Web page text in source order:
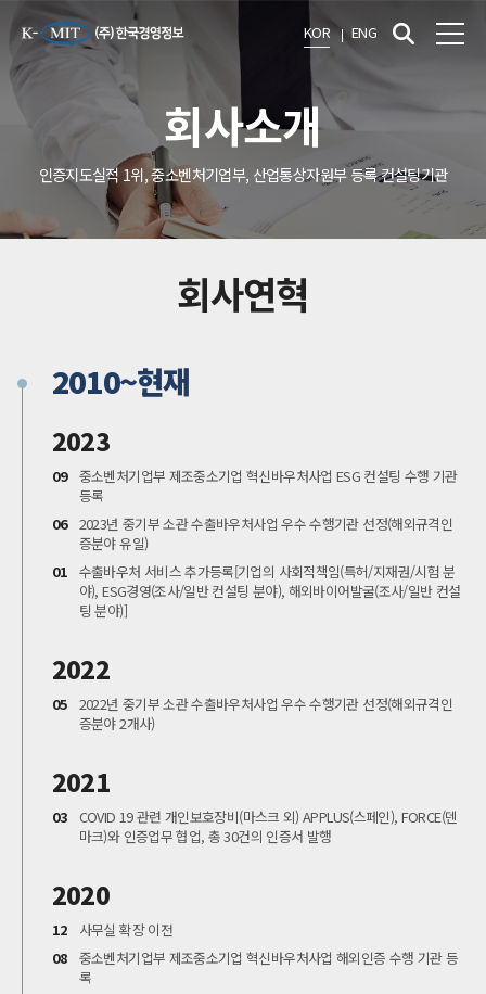
KOR ENG
회사소개
인증지도실적 1위, 중소벤처기업부, 산업통상자원부 등록 컨설팅기관
회사연혁
2010~현재
2023
09 중소벤처기업부 제조중소기업 혁신바우처사업 ESG 컨설팅 수행 기관
등록
06 2023년 중기부 소관 수출바우처사업 우수 수행기관 선정(해외규격인
증분야 유일)
01 수출바우처 서비스 추가등록[기업의 사회적책임(특허/지재권/시험 분
야), ESG경영(조사/일반 컨설팅 분야), 해외바이어발굴(조사/일반 컨설
팅 분야)]
2022
05 2022년 중기부 소관 수출바우처사업 우수 수행기관 선정(해외규격인
증분야 2개사)
2021
03 COVID 19 관련 개인보호장비(마스크 외) APPLUS(스페인), FORCE(덴
마크)와 인증업무 협업, 총 30건의 인증서 발행
2020
12
사무실 확장 이전
08 중소벤처기업부 제조중소기업 혁신바우처사업 해외인증 수행 기관 등
록